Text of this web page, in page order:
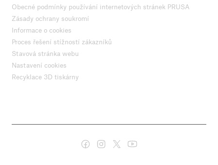
Obecné podmínky používání internetových stránek PRUSA
Zásady ochrany soukromí
Informace o cookies
Proces řešení stížností zákazníků
Stavová stránka webu
Nastavení cookies
Recyklace 3D tiskárny